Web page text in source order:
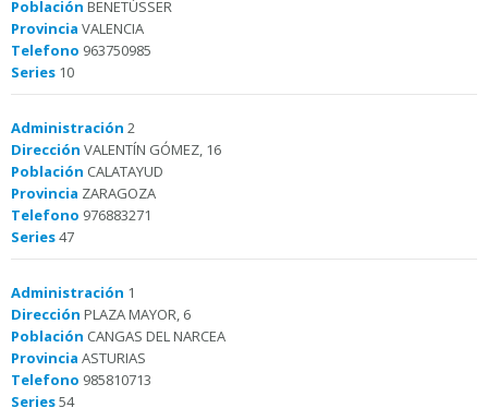
Población BENETÚSSER
Provincia VALENCIA
Telefono 963750985
Series 10
Administración 2
Dirección VALENTÍN GÓMEZ, 16
Población CALATAYUD
Provincia ZARAGOZA
Telefono 976883271
Series47
Administración 1
Dirección PLAZA MAYOR, 6
Población CANGAS DEL NARCEA
Provincia ASTURIAS
Telefono 985810713
Series54